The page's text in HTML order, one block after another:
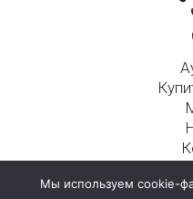
125009, г. Москва,
Мы используем cookie-